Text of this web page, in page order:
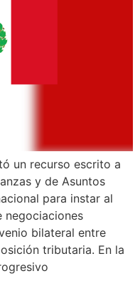
un recurso escrito a
y de Asuntos
para instar al
negociaciones
bilateral entre
tributaria. En la